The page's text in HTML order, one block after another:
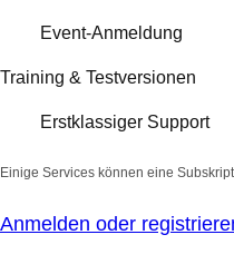
Event-Anmeldung
Training & Testversionen
Erstklassiger Support
Einige Services können eine
Anmelden oder